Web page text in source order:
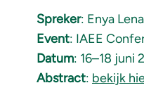
Spreker: Enya
Event: IAEE
Datum: 16–18 juni
Abstract: bekijk